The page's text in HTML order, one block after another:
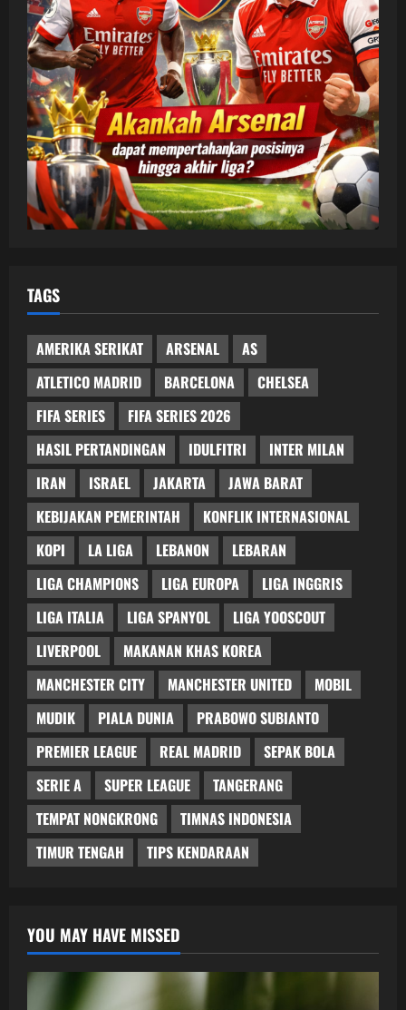
TAGS
AMERIKA SERIKAT ARSENAL
AS
ATLETICO MADRID
BARCELONA
CHELSEA
FIFA SERIES
FIFA SERIES 2026
HASIL PERTANDINGAN
IDULFITRI
INTER MILAN
IRAN
ISRAEL JAKARTA
JAWA BARAT
KEBIJAKAN PEMERINTAH
KONFLIK INTERNASIONAL
KOPI
LA LIGA LEBANON
LEBARAN
LIGA CHAMPIONS
LIGA EUROPA
LIGA INGGRIS
LIGA ITALIA
LIGA SPANYOL
LIGA YOOSCOUT
LIVERPOOL
MAKANAN KHAS KOREA
MANCHESTER CITY
MANCHESTER UNITED
MOBIL
MUDIK
PIALA DUNIA
PRABOWO SUBIANTO
PREMIER LEAGUE
REAL MADRID
SEPAK BOLA
SERIE A
SUPER LEAGUE
TANGERANG
TEMPAT NONGKRONG
TIMNAS INDONESIA
TIMUR TENGAH
TIPS KENDARAAN
YOU MAY HAVE MISSED